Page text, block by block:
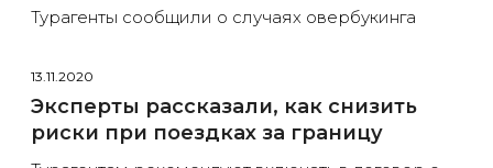
Турагенты сообщили о случаях овербукинга
13.11.2020
Эксперты рассказали, как снизить
риски при поездках за границу